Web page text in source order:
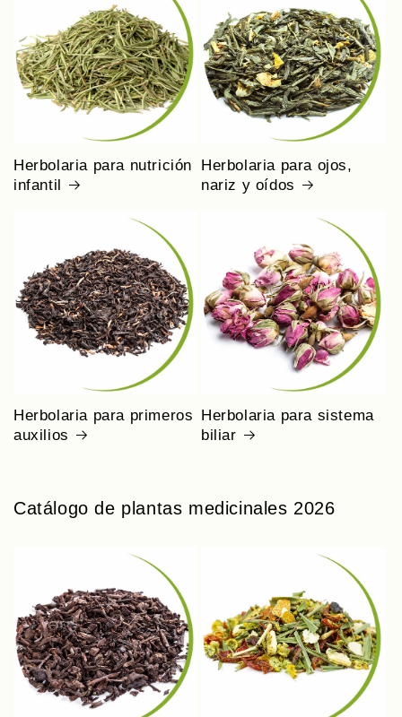
Herbolaria para nutrición
infantil
Herbolaria para ojos,
nariz y oídos
Herbolaria para primeros
auxilios
Herbolaria para sistema
biliar
Catálogo de plantas medicinales 2026